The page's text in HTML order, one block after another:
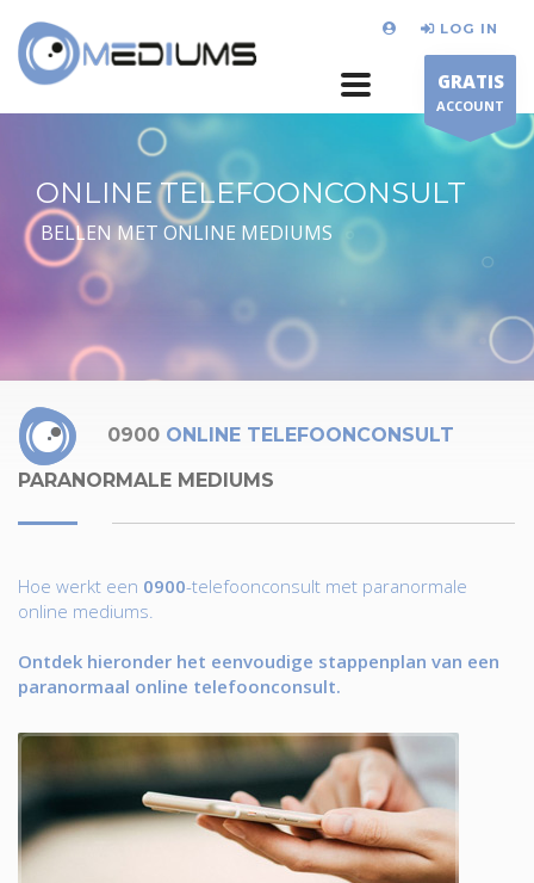
LOG IN
GRATIS
ACCOUNT
ONLINE TELEFOONCONSULT
BELLEN MET ONLINE MEDIUMS
0900 ONLINE TELEFOONCONSULT
PARANORMALE MEDIUMS
Hoe werkt een 0900-telefoonconsult met paranormale
online mediums.
Ontdek hieronder het eenvoudige stappenplan van een
paranormaal online telefoonconsult.